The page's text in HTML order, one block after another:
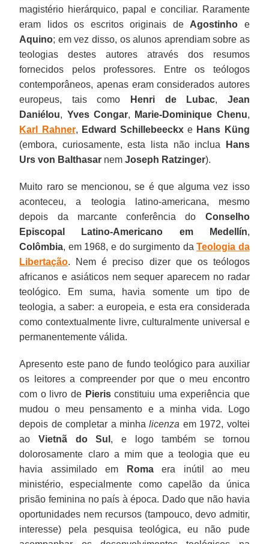
magistério hierárquico, papal e conciliar. Raramente
eram lidos os escritos originais de Agostinho e
Aquino; em vez disso, os alunos aprendiam sobre as
teologias destes autores através dos resumos
fornecidos pelos professores. Entre os teólogos
contemporâneos, apenas eram considerados autores
europeus, tais como
Henri de Lubac, Jean
Daniélou, Yves Congar, Marie-Dominique Chenu,
Karl Rahner, Edward Schillebeeckx e Hans Küng
(embora, curiosamente, esta lista não inclua
Hans
Urs von Balthasar nemJoseph Ratzinger).
Muito raro se mencionou, se é que alguma vez isso
aconteceu, a teologia latino-americana, mesmo
depois da marcante conferência do Conselho
Episcopal Latino-Americano em Medellín,
Colômbia, em 1968, e do surgimento daTeologia da
Libertação. Nem é preciso dizer que os teólogos
africanos e asiáticos nem sequer aparecem no radar
teológico. Em suma, havia somente um tipo de
teologia, a saber: a europeia, e esta era considerada
como contextualmente livre, culturalmente universal e
permanentemente válida.
Apresento este pano de fundo teológico para auxiliar
os leitores a compreender por que o meu encontro
com o livro de Pierisconstituiu uma experiência que
mudou o meu pensamento e a minha vida. Logo
depois de completar a minhalicenza em 1972, voltei
aoVietnã do Sul , e logo também se tornou
dolorosamente claro a mim que a teologia que eu
havia assimilado em
Romaera inútil ao meu
ministério, especialmente como capelão da única
prisão feminina no país à época. Dado que não havia
oportunidades nem recursos (tampouco, devo admitir,
interesse) pela pesquisa teológica, eu não pude